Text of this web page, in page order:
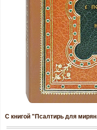
С книгой "Псалтирь для